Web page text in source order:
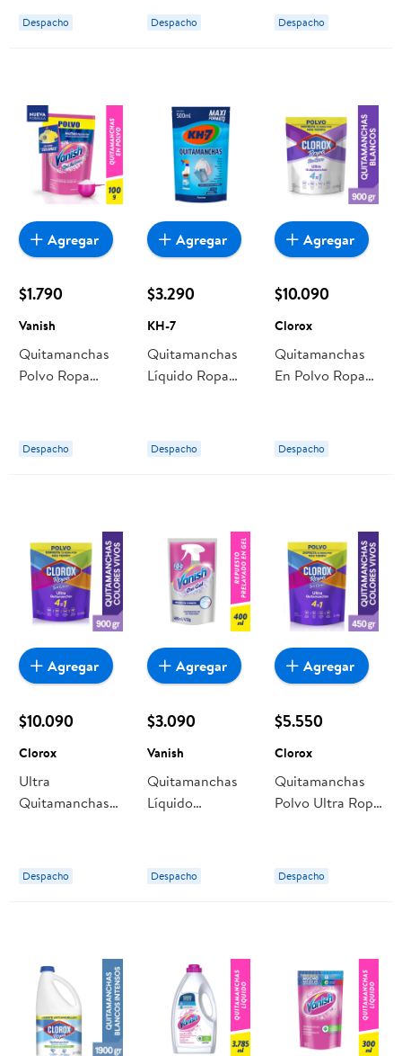
Despacho Despacho Despacho
$1.790
Vanish
Quitamanchas
Polvo Ropa
Despacho
Agregar
$3.290
KH-7
Quitamanchas
Líquido Ropa
Doypack 500 ml
KH-7
Despacho
Agregar
$10.090
Clorox
Quitamanchas
En Polvo Ropa
Clorox
Despacho
Agregar
$10.090
Clorox
Ultra
Quitamanchas
900 gr Clorox
Despacho
Agregar
$3.090
Vanish
Quitamanchas
Líquido
400 ml Vanish
Despacho
Agregar
$5.550
Clorox
Quitamanchas
Polvo Ultra Ropa
Clorox
Despacho
Agregar